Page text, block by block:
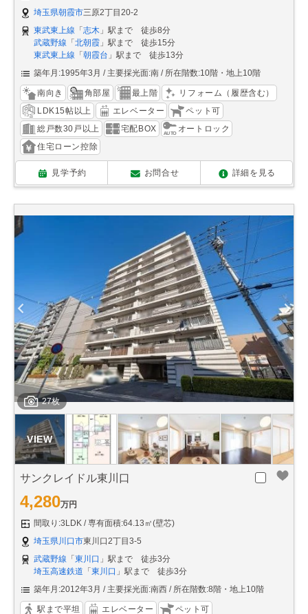
埼玉県朝霞市三原2丁目20-2
東武東上線 「志木 」駅まで 徒歩8分
武蔵野線 「北朝霞 」駅まで 徒歩15分
東武東上線 「朝霞台 」駅まで 徒歩13分
築年月:1995年3月
主要採光面:南 所在階数:10階・地上10階
南向き 角部屋 最上階
リフォーム（履歴含む）
LDK15帖以上
エレベーター
ペット可
総戸数30戸以上
宅配BOX
オートロック
住宅ローン控除
見学予約 お問合せ 詳細を見る
27枚
サンクレイドル東川口
4,280万円
間取り:3LDK
専有面積:64.13㎡(壁芯)
埼玉県川口市東川口2丁目3-5
武蔵野線 「 東川口 」駅まで 徒歩3分
埼玉高速鉄道 「 東川口 」駅まで 徒歩3分
築年月:2012年3月
主要採光面:南西 所在階数:8階・地上10階
駅まで平坦 エレベーター ペット可